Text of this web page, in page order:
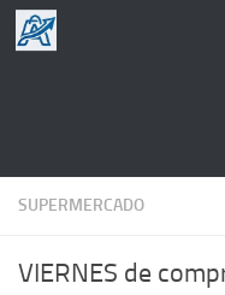
Saltar al contenido
SUPERMERCADO
VIERNES de